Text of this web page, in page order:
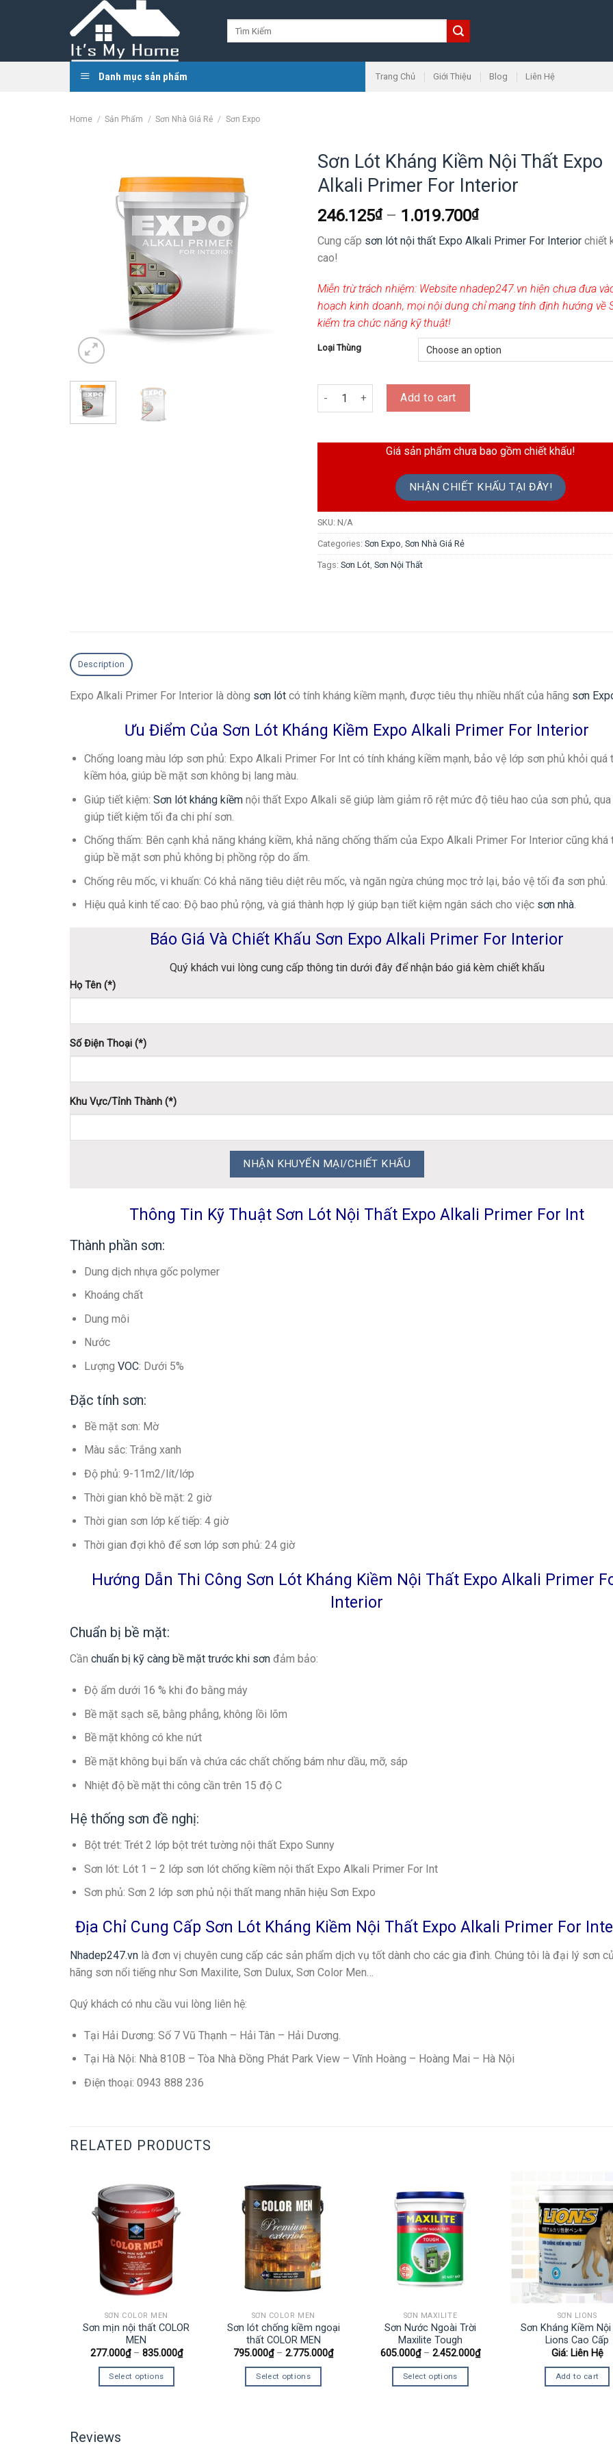
Danh mục sản phẩm Trang Chủ Giới Thiệu Blog Liên Hệ
Home / Sản Phẩm / Sơn Nhà Giá Rẻ / Sơn Expo
Sơn Lót Kháng Kiềm Nội Thất Expo
Alkali Primer For Interior
246.125₫– 1.019.700₫
Cung cấp sơn lót nội thất Expo Alkali Primer For Interior chiết
cao!
Miễn trừ trách nhiệm: Website nhadep247.vn hiện chưa đưa
hoạch kinh doanh, mọi nội dung chỉ mang tính định hướng về
kiểm tra chức năng kỹ thuật!
Loại Thùng
Sơn Lót Kháng Kiềm Nội Thất Expo Alkali Primer For Interior
Add to cart
Giá sản phẩm chưa bao gồm chiết khấu!
NHẬN CHIẾT KHẤU TẠI ĐÂY!
SKU:N/A
Categories:Sơn Expo ,Sơn Nhà Giá Rẻ
Tags:Sơn Lót ,Sơn Nội Thất
Description
Expo Alkali Primer For Interior là dòng sơn lót có tính kháng kiềm mạnh, được tiêu thụ nhiều nhất của hãng sơn
Ưu Điểm Của Sơn Lót Kháng Kiềm Expo Alkali Primer For Interior
Chống loang màu lớp sơn phủ: Expo Alkali Primer For Int có tính kháng kiềm mạnh, bảo vệ lớp sơn phủ khỏi quá
kiềm hóa, giúp bề mặt sơn không bị lang màu.
Giúp tiết kiệm: Sơn lót kháng kiềmnội thất Expo Alkali sẽ giúp làm giảm rõ rệt mức độ tiêu hao của sơn phủ,
giúp tiết kiệm tối đa chi phí sơn.
Chống thấm: Bên cạnh khả năng kháng kiềm, khả năng chống thấm của Expo Alkali Primer For Interior cũng khá
giúp bề mặt sơn phủ không bị phồng rộp do ẩm.
Chống rêu mốc, vi khuẩn: Có khả năng tiêu diệt rêu mốc, và ngăn ngừa chúng mọc trở lại, bảo vệ tối đa sơn phủ.
Hiệu quả kinh tế cao: Độ bao phủ rộng, và giá thành hợp lý giúp bạn tiết kiệm ngân sách cho việc sơn nhà.
Báo Giá Và Chiết Khấu Sơn Expo Alkali Primer For Interior
Quý khách vui lòng cung cấp thông tin dưới đây để nhận báo giá kèm chiết khấu
Họ Tên (*)
Số Điện Thoại (*)
Khu Vực/Tỉnh Thành (*)
Thông Tin Kỹ Thuật Sơn Lót Nội Thất Expo Alkali Primer For Int
Thành phần sơn:
Dung dịch nhựa gốc polymer
Khoáng chất
Dung môi
Nước
Lượng VOC: Dưới 5%
Đặc tính sơn:
Bề mặt sơn: Mờ
Màu sắc: Trắng xanh
Độ phủ: 9-11m2/lít/lớp
Thời gian khô bề mặt: 2 giờ
Thời gian sơn lớp kế tiếp: 4 giờ
Thời gian đợi khô để sơn lớp sơn phủ: 24 giờ
Hướng Dẫn Thi Công Sơn Lót Kháng Kiềm Nội Thất Expo Alkali Primer
Interior
Chuẩn bị bề mặt:
Cần chuẩn bị kỹ càng bề mặt trước khi sơn đảm bảo:
Độ ẩm dưới 16 % khi đo bằng máy
Bề mặt sạch sẽ, bằng phẳng, không lồi lõm
Bề mặt không có khe nứt
Bề mặt không bụi bẩn và chứa các chất chống bám như dầu, mỡ, sáp
Nhiệt độ bề mặt thi công cần trên 15 độ C
Hệ thống sơn đề nghị:
Bột trét: Trét 2 lớp bột trét tường nội thất Expo Sunny
Sơn lót: Lót 1 – 2 lớp sơn lót chống kiềm nội thất Expo Alkali Primer For Int
Sơn phủ: Sơn 2 lớp sơn phủ nội thất mang nhãn hiệu Sơn Expo
Địa Chỉ Cung Cấp Sơn Lót Kháng Kiềm Nội Thất Expo Alkali Primer For
Nhadep247.vn là đơn vị chuyên cung cấp các sản phẩm dịch vụ tốt dành cho các gia đình. Chúng tôi là đại lý sơn
hãng sơn nổi tiếng như Sơn Maxilite, Sơn Dulux, Sơn Color Men…
Quý khách có nhu cầu vui lòng liên hệ:
Tại Hải Dương: Số 7 Vũ Thạnh – Hải Tân – Hải Dương.
Tại Hà Nội: Nhà 810B – Tòa Nhà Đồng Phát Park View – Vĩnh Hoàng – Hoàng Mai – Hà Nội
Điện thoại: 0943 888 236
RELATED PRODUCTS
SƠN COLOR MEN
Sơn mịn nội thất COLOR
MEN
277.000₫– 835.000₫
Select options
SƠN COLOR MEN
Sơn lót chống kiềm ngoại
thất COLOR MEN
795.000₫–2.775.000₫
Select options
SƠN MAXILITE
Sơn Nước Ngoài Trời
Maxilite Tough
605.000₫– 2.452.000₫
Select options
SƠN LIONS
Sơn Kháng Kiềm
Lions Cao Cấp
Giá: Liên Hệ
Add to cart
Reviews